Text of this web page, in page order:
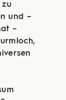
zu
und –
–